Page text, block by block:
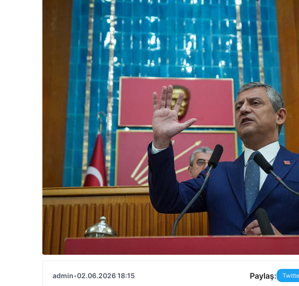
admin•02.06.2026 18:15 Paylaş: